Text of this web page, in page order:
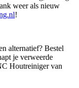
weer als nieuw
!
alternatief? Bestel
je verweerde
Houtreiniger van